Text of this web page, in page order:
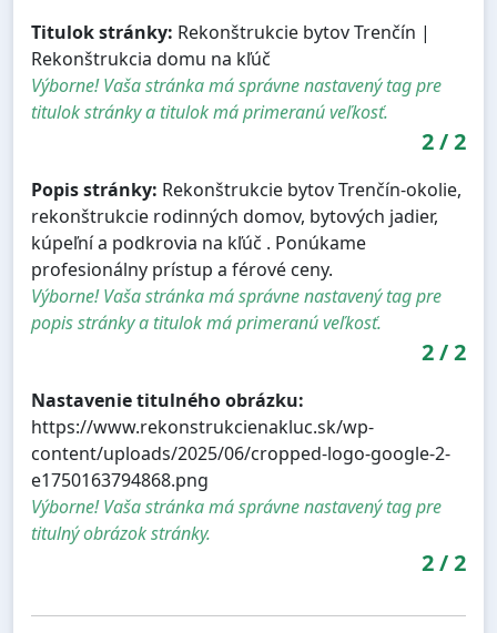
Titulok stránky: Rekonštrukcie bytov Trenčín |
Rekonštrukcia domu na kľúč
Výborne! Vaša stránka má správne nastavený tag pre
titulok stránky a titulok má primeranú veľkosť.
2/2
Popis stránky: Rekonštrukcie bytov Trenčín-okolie,
rekonštrukcie rodinných domov, bytových jadier,
kúpeľní a podkrovia na kľúč . Ponúkame
profesionálny prístup a férové ceny.
Výborne! Vaša stránka má správne nastavený tag pre
popis stránky a titulok má primeranú veľkosť.
2/2
Nastavenie titulného obrázku:
https://www.rekonstrukcienakluc.sk/wp-
content/uploads/2025/06/cropped-logo-google-2-
e1750163794868.png
Výborne! Vaša stránka má správne nastavený tag pre
titulný obrázok stránky.
2/2